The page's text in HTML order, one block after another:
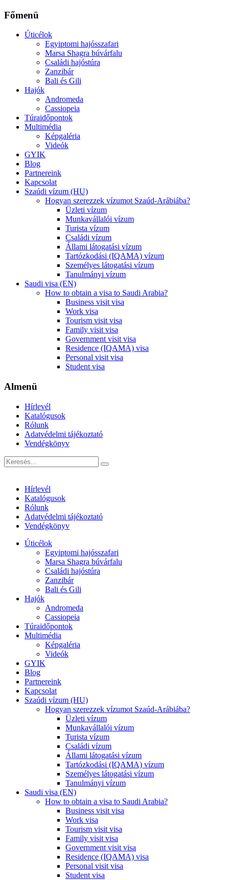
Főmenü
Úticélok
Egyiptomi hajósszafari
Marsa Shagra búvárfalu
Családi hajóstúra
Zanzibár
Bali és Gili
Hajók
Andromeda
Cassiopeia
Túraidőpontok
Multimédia
Képgaléria
Videók
GYIK
Blog
Partnereink
Kapcsolat
Szaúdi vízum (HU)
Hogyan szerezzek vízumot Szaúd-Arábiába?
Üzleti vízum
Munkavállalói vízum
Turista vízum
Családi vízum
Állami látogatási vízum
Tartózkodási (IQAMA) vízum
Személyes látogatási vízum
Tanulmányi vízum
Saudi visa (EN)
How to obtain a visa to Saudi Arabia?
Business visit visa
Work visa
Tourism visit visa
Family visit visa
Government visit visa
Residence (IQAMA) visa
Personal visit visa
Student visa
Almenü
Hírlevél
Katalógusok
Rólunk
Adatvédelmi tájékoztató
Vendégkönyv
Hírlevél
Katalógusok
Rólunk
Adatvédelmi tájékoztató
Vendégkönyv
Úticélok
Egyiptomi hajósszafari
Marsa Shagra búvárfalu
Családi hajóstúra
Zanzibár
Bali és Gili
Hajók
Andromeda
Cassiopeia
Túraidőpontok
Multimédia
Képgaléria
Videók
GYIK
Blog
Partnereink
Kapcsolat
Szaúdi vízum (HU)
Hogyan szerezzek vízumot Szaúd-Arábiába?
Üzleti vízum
Munkavállalói vízum
Turista vízum
Családi vízum
Állami látogatási vízum
Tartózkodási (IQAMA) vízum
Személyes látogatási vízum
Tanulmányi vízum
Saudi visa (EN)
How to obtain a visa to Saudi Arabia?
Business visit visa
Work visa
Tourism visit visa
Family visit visa
Government visit visa
Residence (IQAMA) visa
Personal visit visa
Student visa